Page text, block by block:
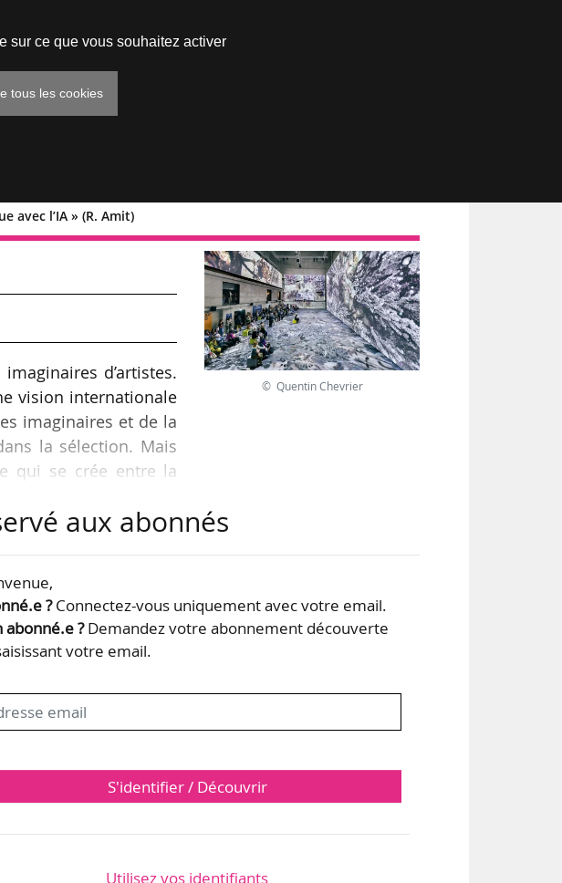
avec l’IA » (R. Amit)
effervescence
d’artistes.
vision internationale
imaginaires et de la
la sélection. Mais
qui se crée entre la
général de Grand
08/06/2024 une
© Quentin Chevrier
aux abonnés
?Connectez-vous uniquement avec votre email.
abonné.e ?Demandez votre abonnement découverte
votre email.
S'identifier / Découvrir
Utilisez vos identifiants
sur ce que vous souhaitez activer
tous les cookies